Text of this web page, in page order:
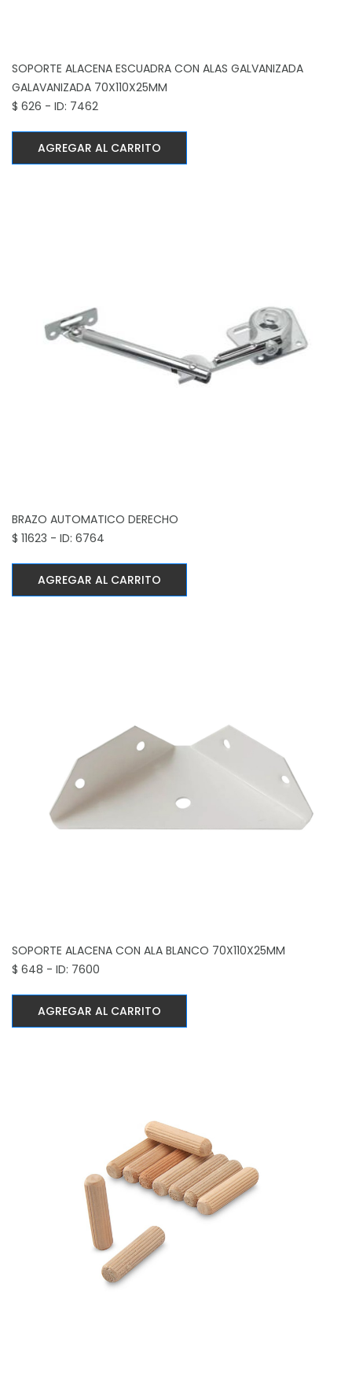
SOPORTE ALACENA ESCUADRA CON ALAS GALVANIZADA
GALAVANIZADA 70X110X25MM
$ 626 - ID: 7462
AGREGAR AL CARRITO
BRAZO AUTOMATICO DERECHO
$ 11623 - ID: 6764
AGREGAR AL CARRITO
SOPORTE ALACENA CON ALA BLANCO 70X110X25MM
$ 648 - ID: 7600
AGREGAR AL CARRITO